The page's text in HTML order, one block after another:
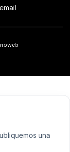
una